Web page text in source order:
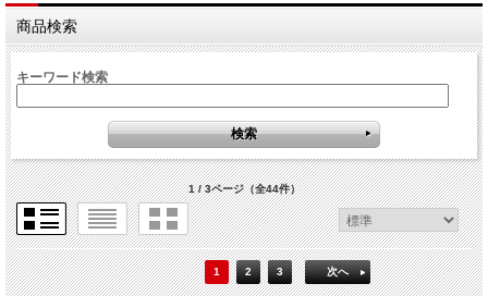
商品検索
キーワード検索
1 / 3ページ（全44件）
1 2 3 次へ